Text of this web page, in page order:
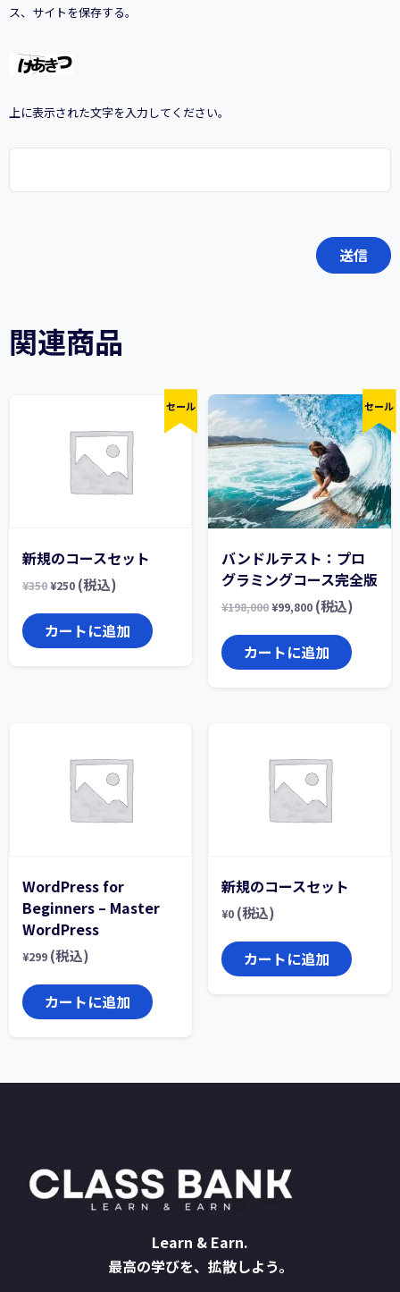
ス、サイトを保存する。
上に表示された文字を入力してください。
関連商品
セール
新規のコースセット
¥350¥250 (税込)
カートに追加
セール
バンドルテスト：プロ
グラミングコース完全版
¥198,000 ¥99,800 (税込)
カートに追加
WordPress for
Beginners – Master
WordPress
¥299 (税込)
カートに追加
新規のコースセット
¥0 (税込)
カートに追加
Learn & Earn.
最高の学びを、拡散しよう。